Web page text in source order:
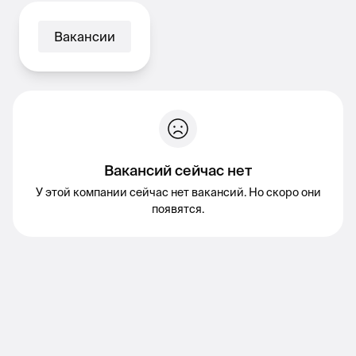
Вакансии
Вакансий сейчас нет
У этой компании сейчас нет вакансий. Но скоро они
появятся.